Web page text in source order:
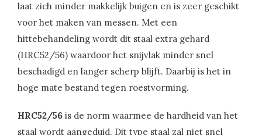
laat zich minder makkelijk buigen en is zeer geschikt
voor het maken van messen. Met een
hittebehandeling wordt dit staal extra gehard
(HRC52/56) waardoor het snijvlak minder snel
beschadigd en langer scherp blijft. Daarbij is het in
hoge mate bestand tegen roestvorming.
HRC52/56 is de norm waarmee de hardheid van het
staal wordt aangeduid. Dit type staal zal niet snel